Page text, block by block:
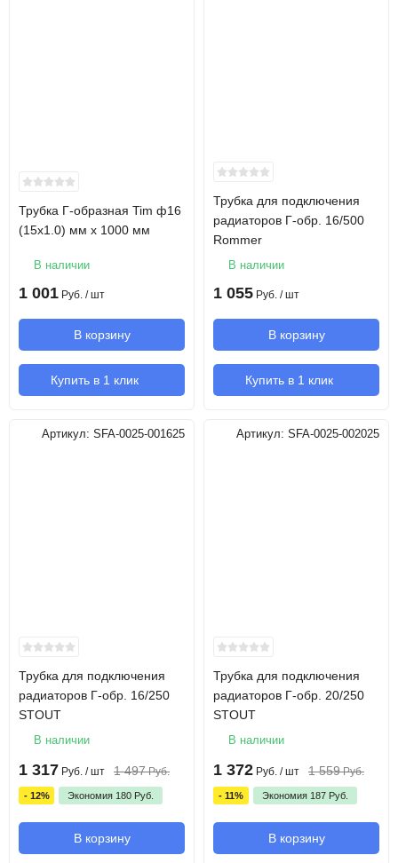
Трубка Г-образная Tim ф16
(15х1.0) мм х 1000 мм
В наличии
1 001 Руб. / шт
В корзину
Купить в 1 клик
Трубка для подключения
радиаторов Г-обр. 16/500
Rommer
В наличии
1 055 Руб. / шт
В корзину
Купить в 1 клик
Артикул: SFA-0025-001625
Трубка для подключения
радиаторов Г-обр. 16/250
STOUT
В наличии
1 317 Руб. / шт 1 497 Руб.
- 12% Экономия 180 Руб.
В корзину
Артикул: SFA-0025-002025
Трубка для подключения
радиаторов Г-обр. 20/250
STOUT
В наличии
1 372 Руб. / шт 1 559 Руб.
- 11% Экономия 187 Руб.
В корзину